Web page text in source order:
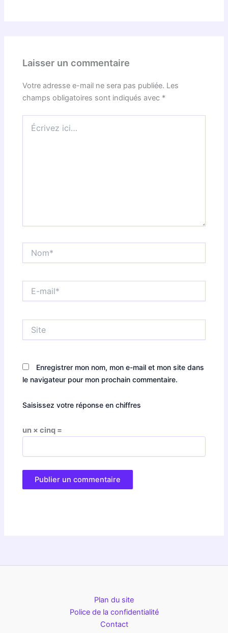
Laisser un commentaire
Votre adresse e-mail ne sera pas publiée. Les
champs obligatoires sont indiqués avec *
ici…
mail*
Enregistrer mon nom, mon e-mail et mon site dans
le navigateur pour mon prochain commentaire.
Saisissez votre réponse en chiffres
un × cinq =
Plan du site
Police de la confidentialité
Contact